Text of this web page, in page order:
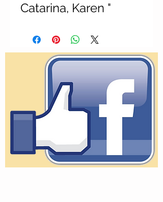
Catarina, Karen "